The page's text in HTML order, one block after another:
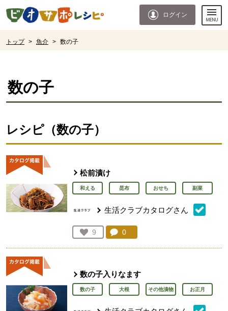
ページの先頭です。
ログイン
トップ > 魚介 > 数の子
数の子
レシピ（数の子）
松前漬け
和える 昆布 おせち 副菜
生活クラブカタログさん
お気に入り登録：
9
人が登録
コメント：
0
数の子入りなます
数の子 大根 その他漬物 お正月